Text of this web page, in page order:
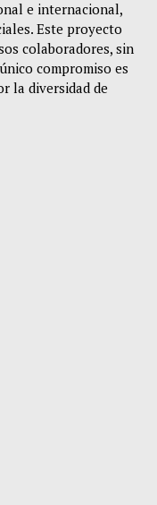
e internacional,
Este proyecto
colaboradores, sin
compromiso es
la diversidad de